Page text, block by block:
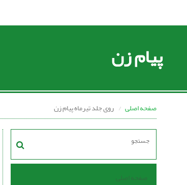
پیام زن
صفحه اصلی روی جلد تیرماه پیام زن
صفحه اصلی